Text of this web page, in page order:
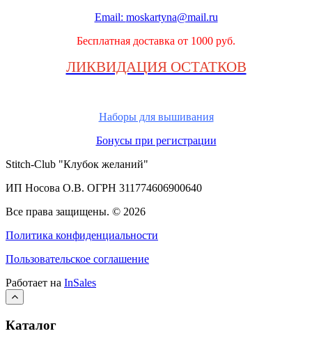
Email: moskartyna@mail.ru
Бесплатная доставка от 1000 руб.
ЛИКВИДАЦИЯ ОСТАТКОВ
Наборы для вышивания
Бонусы при регистрации
Stitch-Club "Клубок желаний"
ИП Носова О.В. ОГРН 311774606900640
Все права защищены. © 2026
Политика конфиденциальности
Пользовательское соглашение
Работает на InSales
Каталог